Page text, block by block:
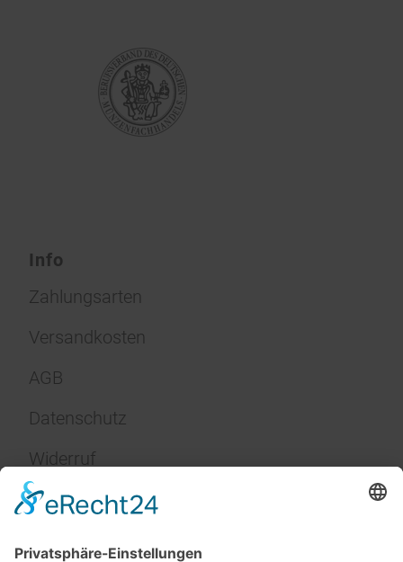
Info
Zahlungsarten
Versandkosten
AGB
Datenschutz
Widerruf
Impressum